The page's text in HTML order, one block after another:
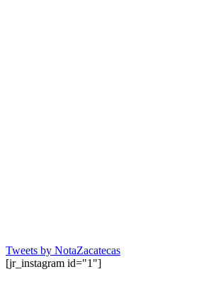
Tweets by NotaZacatecas
[jr_instagram id="1"]